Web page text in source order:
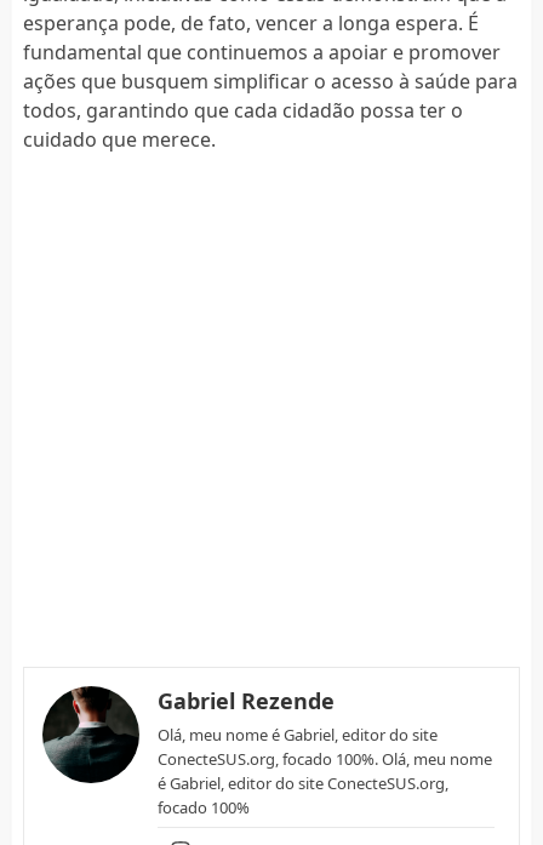
esperança pode, de fato, vencer a longa espera. É
fundamental que continuemos a apoiar e promover
ações que busquem simplificar o acesso à saúde para
todos, garantindo que cada cidadão possa ter o
cuidado que merece.
Gabriel Rezende
Olá, meu nome é Gabriel, editor do site
ConecteSUS.org, focado 100%. Olá, meu nome
é Gabriel, editor do site ConecteSUS.org,
focado 100%